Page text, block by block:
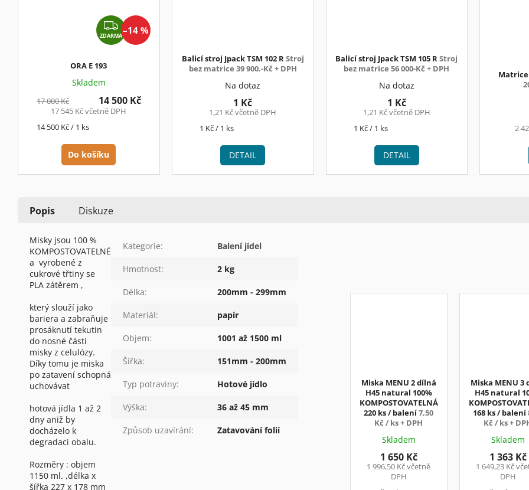
Z
D
A
ZDARMA–14 %
ORA E 193
Skladem
17 000 Kč
17 545 Kč včetně DPH
14 500 Kč
Měrná
14 500 Kč / 1 ks
Do košíku
Balicí stroj Jpack TSM 102 RStroj
bez matrice 39 900.-Kč + DPH
Na dotaz
1,21 Kč včetně DPH
1 Kč
Měrná
1 Kč / 1 ks
DETAIL
Balicí stroj Jpack TSM 105 RStroj
bez matrice 56 000-Kč + DPH
Na dotaz
1,21 Kč včetně DPH
1 Kč
Měrná
1 Kč / 1 ks
DETAIL
Matrice
2
Popis Diskuze
Misky jsou 100 %
KOMPOSTOVATELNÉ
a vyrobené z
cukrové třtiny se
PLA zátěrem ,
který slouží jako
bariera a zabraňuje
prosáknutí tekutin
do nosné části
misky z celulózy.
Díky tomu je miska
po zatavení schopná
uchovávat
hotová jídla 1 až 2
dny aniž by
docházelo k
degradaci obalu.
Rozměry : objem
1150 ml. ,délka x
šířka 227 x 178 mm
Kategorie: Balení jídel
Hmotnost: 2 kg
Délka: 200mm - 299mm
Materiál: papír
Objem: 1001 až 1500 ml
Šířka: 151mm - 200mm
Typ potraviny: Hotové jídlo
Výška: 36 až 45 mm
Způsob uzavírání: Zatavování folií
Miska MENU 2 dílná
H45 natural 100%
KOMPOSTOVATELNÁ
220 ks / balení7,50
Kč / ks + DPH
Skladem
1 996,50 Kč včetně
DPH
1 650 Kč
Miska MENU 3
H45 natural
168 ks / balení
Kč / ks +
Skladem
1 649,23 Kč
DPH
1 363 Kč